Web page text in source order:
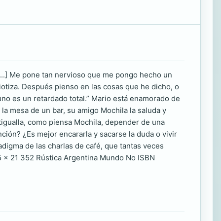
Me pone tan nervioso que me pongo hecho un
Después pienso en las cosas que he dicho, o
es un retardado total.” Mario está enamorado de
mesa de un bar, su amigo Mochila la saluda y
como piensa Mochila, depender de una
¿Es mejor encararla y sacarse la duda o vivir
de las charlas de café, que tantas veces
21 352 Rústica Argentina Mundo No ISBN